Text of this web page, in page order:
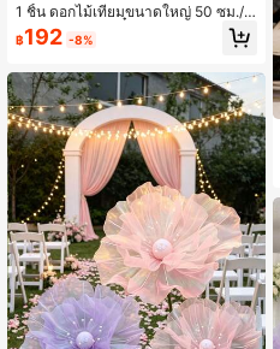
1 ชิ้น ดอกไม้เทียมขนาดใหญ่ 50 ซม./7
0 ซม. ช่อดอกโบตั๋นเทียมขนาดใหญ่ ดอ
กป๊อปปี้ตาข่ายสีรุ้งจำลองขนาดใหญ่ที่ส
แต่งบ้าน ตกแต่งงานแต่งงาน ตกแต่งง
านแต่งงาน และตกแต่งวันเกิด
฿192 -8%